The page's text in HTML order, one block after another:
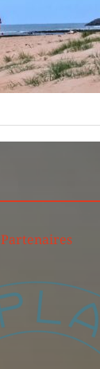
Partenaires